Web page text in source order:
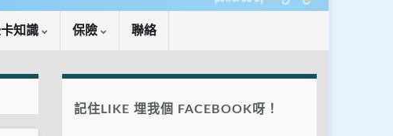
知識 保險 聯絡
記住LIKE 埋我個 FACEBOOK呀！